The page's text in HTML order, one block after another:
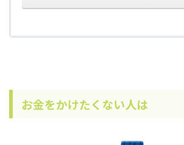
お金をかけたくない人は